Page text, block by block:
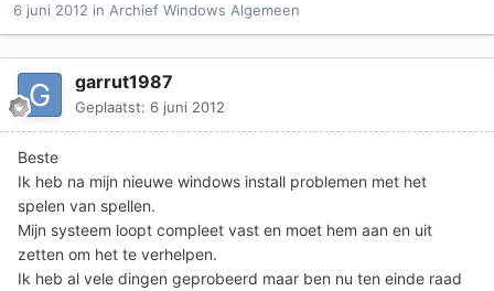
6 juni 2012 in Archief Windows Algemeen
garrut1987
Geplaatst: 6 juni 2012
Beste
Ik heb na mijn nieuwe windows install problemen met het
spelen van spellen.
Mijn systeem loopt compleet vast en moet hem aan en uit
zetten om het te verhelpen.
Ik heb al vele dingen geprobeerd maar ben nu ten einde raad